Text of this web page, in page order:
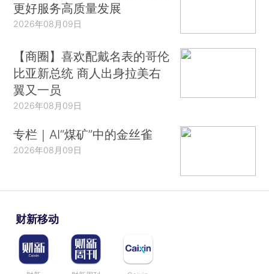
更好服务高质量发展
2026年08月09日
【商圈】喜欢配戴名表的哥伦
比亚新总统 商人出身拉美右
翼又一员
2026年08月09日
专栏｜AI“煤矿”中的金丝雀
2026年08月09日
财新移动